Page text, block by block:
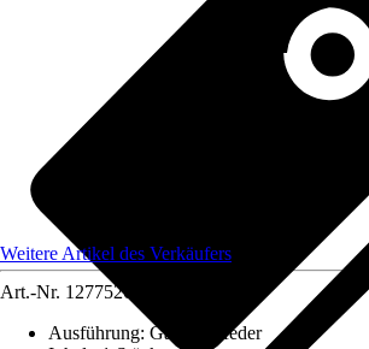
Weitere Artikel des Verkäufers
Art.-Nr. 12775268
Ausführung: Gasdruckfeder